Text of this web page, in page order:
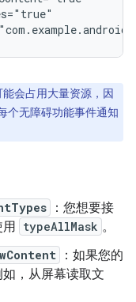
能会占用大量资源，因
个无障碍功能事件通知
：您想要接
typeAllMask 。
：如果您的
，从屏幕读取文